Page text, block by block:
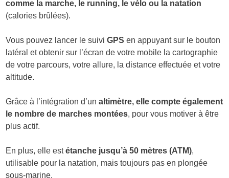
comme la marche, le running, le vélo ou la natation
(calories brûlées).
Vous pouvez lancer le suiviGPS en appuyant sur le bouton
latéral et obtenir sur l’écran de votre mobile la cartographie
de votre parcours, votre allure, la distance effectuée et votre
altitude.
Grâce à l’intégration d’unaltimètre, elle compte également
le nombre de marches montées, pour vous motiver à être
plus actif.
En plus, elle estétanche jusqu’à 50 mètres (ATM),
utilisable pour la natation, mais toujours pas en plongée
sous-marine.